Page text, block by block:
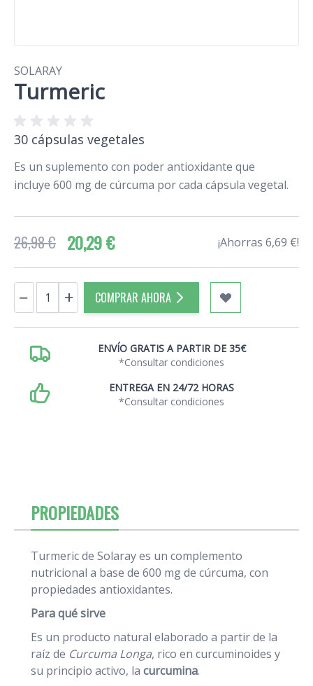
SOLARAY
Turmeric
30 cápsulas vegetales
Es un suplemento con poder antioxidante que
incluye 600 mg de cúrcuma por cada cápsula vegetal.
26,98 € 20,29 € ¡Ahorras 6,69 €!
Cantidad
− + COMPRAR AHORA
ENVÍO GRATIS A PARTIR DE 35€
*Consultar condiciones
ENTREGA EN 24/72 HORAS
*Consultar condiciones
PROPIEDADES
Turmeric de Solaray es un complemento
nutricional a base de 600 mg de cúrcuma, con
propiedades antioxidantes.
Para qué sirve
Es un producto natural elaborado a partir de la
raíz de Curcuma Longa, rico en curcuminoides y
su principio activo, la curcumina.